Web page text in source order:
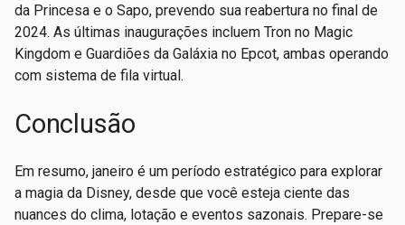
da Princesa e o Sapo, prevendo sua reabertura no final de
2024. As últimas inaugurações incluem Tron no Magic
Kingdom e Guardiões da Galáxia no Epcot, ambas operando
com sistema de fila virtual.
Conclusão
Em resumo, janeiro é um período estratégico para explorar
a magia da Disney, desde que você esteja ciente das
nuances do clima, lotação e eventos sazonais. Prepare-se